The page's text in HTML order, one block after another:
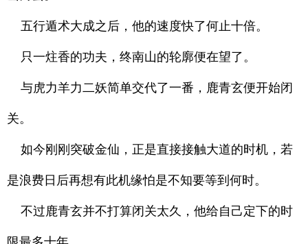
五行遁术大成之后，他的速度快了何止十倍。
只一炷香的功夫，终南山的轮廓便在望了。
与虎力羊力二妖简单交代了一番，鹿青玄便开始闭
关。
如今刚刚突破金仙，正是直接接触大道的时机，若
是浪费日后再想有此机缘怕是不知要等到何时。
不过鹿青玄并不打算闭关太久，他给自己定下的时